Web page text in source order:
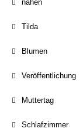
nähen
Tilda
Blumen
Veröffentlichung
Muttertag
Schlafzimmer